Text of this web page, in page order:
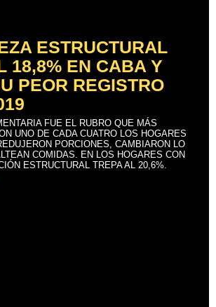
ESTRUCTURAL
18,8% EN CABA Y
PEOR REGISTRO
FUE EL RUBRO QUE MÁS
UNO DE CADA CUATRO LOS HOGARES
PORCIONES, CAMBIARON LO
COMIDAS. EN LOS HOGARES CON
ESTRUCTURAL TREPA AL 20,6%.